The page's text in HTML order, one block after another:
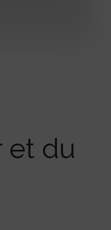
et du